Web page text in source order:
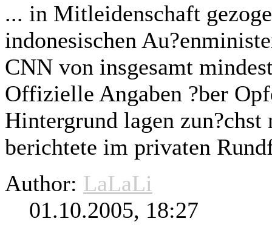
... in Mitleidenschaft
indonesischen
CNN von insgesamt
Offizielle Angaben ?ber
Hintergrund lagen
berichtete im privaten
Author: LaLaLi
01.10.2005, 18:27